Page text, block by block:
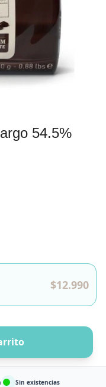
54.5%
$12.990
Sin existencias